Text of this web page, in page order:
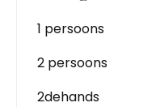
1 persoons
2 persoons
2dehands